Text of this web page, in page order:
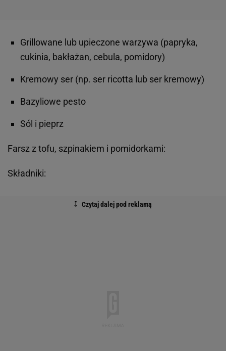
Grillowane lub upieczone warzywa (papryka,
cukinia, bakłażan, cebula, pomidory)
Kremowy ser (np. ser ricotta lub ser kremowy)
Bazyliowe pesto
Sól i pieprz
Farsz z tofu, szpinakiem i pomidorkami:
Składniki: